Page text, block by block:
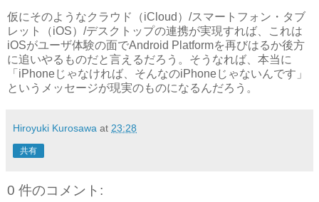
仮にそのようなクラウド（iCloud）/スマートフォン・タブ
レット（iOS）/デスクトップの連携が実現すれば、これは
iOSがユーザ体験の面でAndroid Platformを再びはるか後方
に追いやるものだと言えるだろう。そうなれば、本当に
「iPhoneじゃなければ、そんなのiPhoneじゃないんです」
というメッセージが現実のものになるんだろう。
Hiroyuki Kurosawa at 23:28
共有
0 件のコメント: